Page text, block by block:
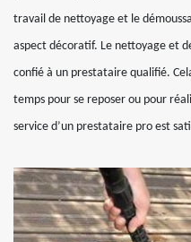
travail de nettoyage et le
aspect décoratif. Le nettoyage et
confié à un prestataire qualifié.
temps pour se reposer ou pour
service d’un prestataire pro est